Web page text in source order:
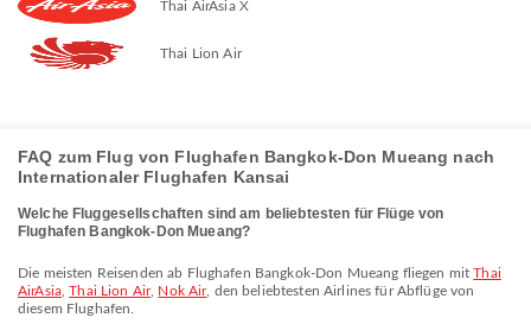
Thai AirAsia X
Thai Lion Air
FAQ zum Flug von Flughafen Bangkok-Don Mueang nach
Internationaler Flughafen Kansai
Welche Fluggesellschaften sind am beliebtesten für Flüge von
Flughafen Bangkok-Don Mueang?
Die meisten Reisenden ab Flughafen Bangkok-Don Mueang fliegen mitThai
AirAsia,Thai Lion Air, Nok Air, den beliebtesten Airlines für Abflüge von
diesem Flughafen.